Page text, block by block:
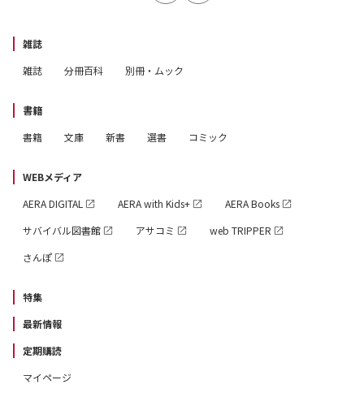
雑誌
雑誌
分冊百科 別冊・ムック
書籍
書籍
文庫 新書 選書 コミック
WEBメディア
AERA DIGITAL
AERA with Kids+
AERA Books
サバイバル図書館
アサコミ
web TRIPPER
さんぽ
特集
最新情報
定期購読
マイページ